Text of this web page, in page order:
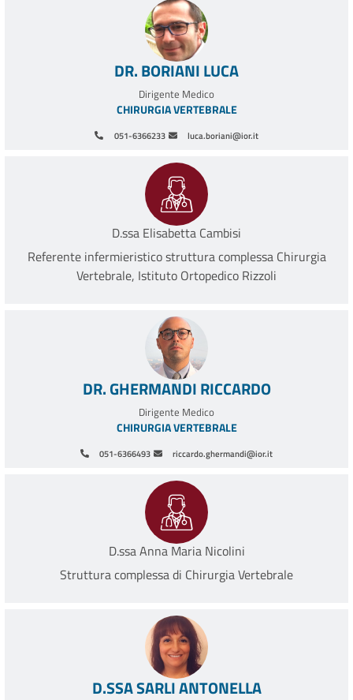
051-6366233 luca.boriani@ior.it
DR. BORIANI LUCA
Dirigente Medico
CHIRURGIA VERTEBRALE
D.ssa Elisabetta Cambisi
Referente infermieristico struttura complessa Chirurgia
Vertebrale, Istituto Ortopedico Rizzoli
051-6366493 riccardo.ghermandi@ior.it
DR. GHERMANDI RICCARDO
Dirigente Medico
CHIRURGIA VERTEBRALE
D.ssa Anna Maria Nicolini
Struttura complessa di Chirurgia Vertebrale
D.SSA SARLI ANTONELLA